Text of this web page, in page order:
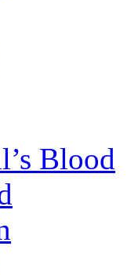
Blood